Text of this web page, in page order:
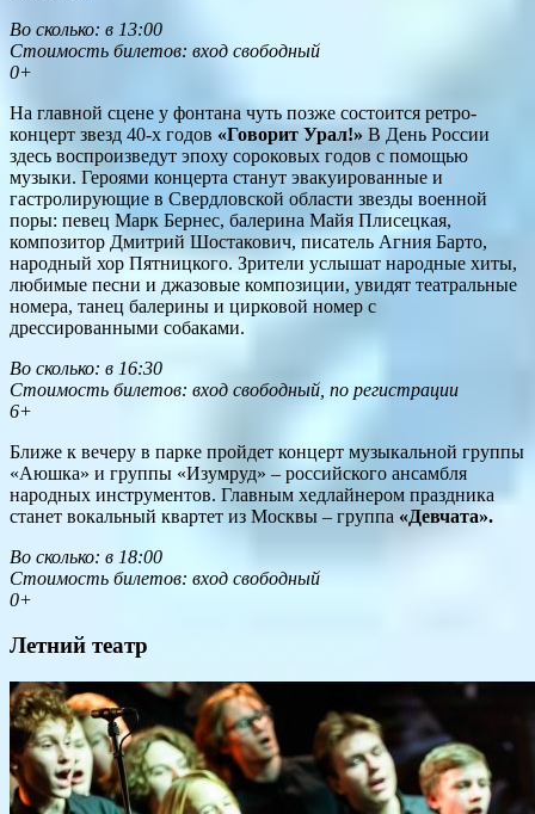
Во сколько: в 13:00
Стоимость билетов: вход свободный
0+
На главной сцене у фонтана чуть позже состоится ретро-
концерт звезд 40-х годов «Говорит Урал!» В День России
здесь воспроизведут эпоху сороковых годов с помощью
музыки. Героями концерта станут эвакуированные и
гастролирующие в Свердловской области звезды военной
поры: певец Марк Бернес, балерина Майя Плисецкая,
композитор Дмитрий Шостакович, писатель Агния Барто,
народный хор Пятницкого. Зрители услышат народные хиты,
любимые песни и джазовые композиции, увидят театральные
номера, танец балерины и цирковой номер с
дрессированными собаками.
Во сколько: в 16:30
Стоимость билетов: вход свободный, по регистрации
6+
Ближе к вечеру в парке пройдет концерт музыкальной группы
«Аюшка» и группы «Изумруд» – российского ансамбля
народных инструментов. Главным хедлайнером праздника
станет вокальный квартет из Москвы – группа «Девчата».
Во сколько: в 18:00
Стоимость билетов: вход свободный
0+
Летний театр